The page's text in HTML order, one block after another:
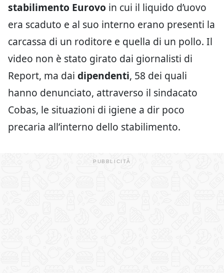
stabilimento Eurovo in cui il liquido d’uovo
era scaduto e al suo interno erano presenti la
carcassa di un roditore e quella di un pollo. Il
video non è stato girato dai giornalisti di
Report, ma dai dipendenti, 58 dei quali
hanno denunciato, attraverso il sindacato
Cobas, le situazioni di igiene a dir poco
precaria all’interno dello stabilimento.